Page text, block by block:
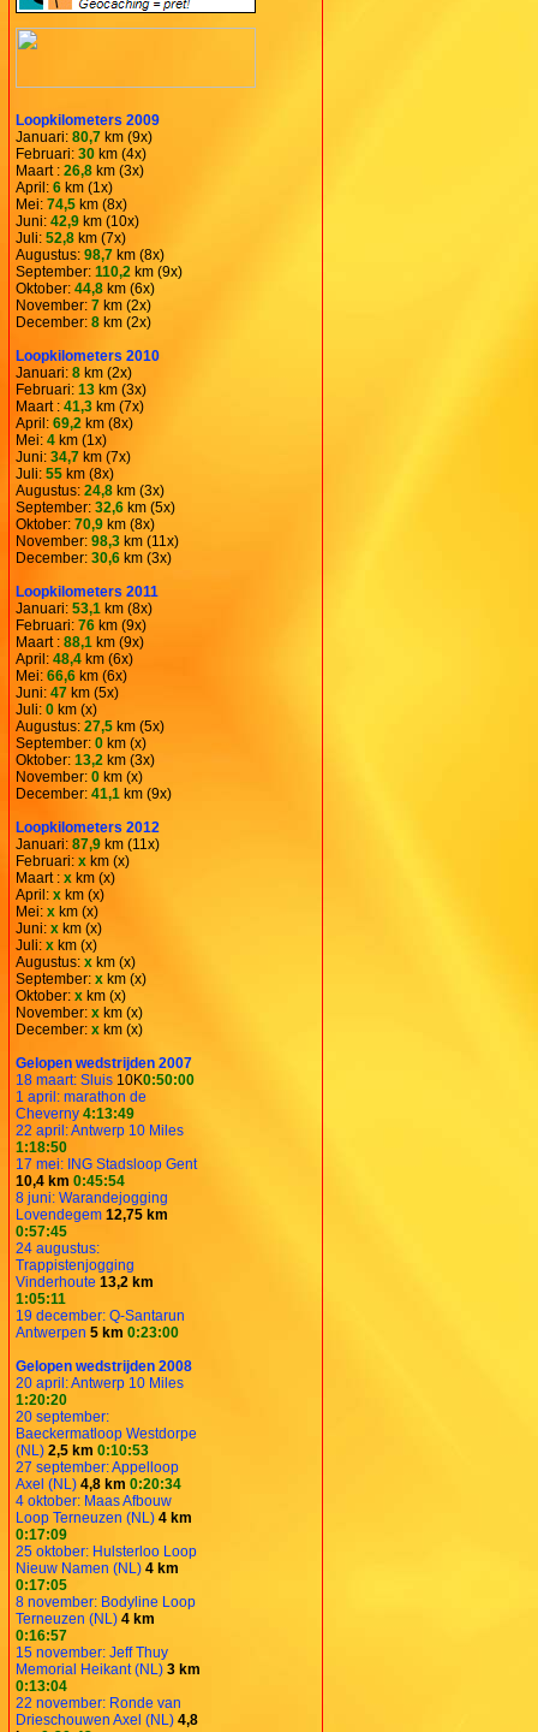
Loopkilometers 2009
Januari: 80,7 km (9x)
Februari: 30 km (4x)
Maart : 26,8 km (3x)
April: 6 km (1x)
Mei: 74,5 km (8x)
Juni: 42,9 km (10x)
Juli: 52,8 km (7x)
Augustus: 98,7 km (8x)
September: 110,2 km (9x)
Oktober: 44,8 km (6x)
November: 7 km (2x)
December: 8 km (2x)
Loopkilometers 2010
Januari: 8 km (2x)
Februari: 13 km (3x)
Maart : 41,3 km (7x)
April: 69,2 km (8x)
Mei: 4 km (1x)
Juni: 34,7 km (7x)
Juli: 55 km (8x)
Augustus: 24,8 km (3x)
September: 32,6 km (5x)
Oktober: 70,9 km (8x)
November: 98,3 km (11x)
December: 30,6 km (3x)
Loopkilometers 2011
Januari: 53,1 km (8x)
Februari: 76 km (9x)
Maart : 88,1 km (9x)
April: 48,4 km (6x)
Mei: 66,6 km (6x)
Juni: 47 km (5x)
Juli: 0 km (x)
Augustus: 27,5 km (5x)
September: 0 km (x)
Oktober: 13,2 km (3x)
November: 0 km (x)
December: 41,1 km (9x)
Loopkilometers 2012
Januari: 87,9 km (11x)
Februari: x km (x)
Maart : x km (x)
April: x km (x)
Mei: x km (x)
Juni: x km (x)
Juli: x km (x)
Augustus: x km (x)
September: x km (x)
Oktober: x km (x)
November: x km (x)
December: x km (x)
Gelopen wedstrijden 2007
18 maart: Sluis 10K0:50:00
1 april: marathon de
Cheverny 4:13:49
22 april: Antwerp 10 Miles
1:18:50
17 mei: ING Stadsloop Gent
10,4 km 0:45:54
8 juni: Warandejogging
Lovendegem 12,75 km
0:57:45
24 augustus:
Trappistenjogging
Vinderhoute 13,2 km
1:05:11
19 december: Q-Santarun
Antwerpen 5 km 0:23:00
Gelopen wedstrijden 2008
20 april: Antwerp 10 Miles
1:20:20
20 september:
Baeckermatloop Westdorpe
(NL) 2,5 km 0:10:53
27 september: Appelloop
Axel (NL) 4,8 km 0:20:34
4 oktober: Maas Afbouw
Loop Terneuzen (NL) 4 km
0:17:09
25 oktober: Hulsterloo Loop
Nieuw Namen (NL) 4 km
0:17:05
8 november: Bodyline Loop
Terneuzen (NL) 4 km
0:16:57
15 november: Jeff Thuy
Memorial Heikant (NL) 3 km
0:13:04
22 november: Ronde van
Drieschouwen Axel (NL) 4,8